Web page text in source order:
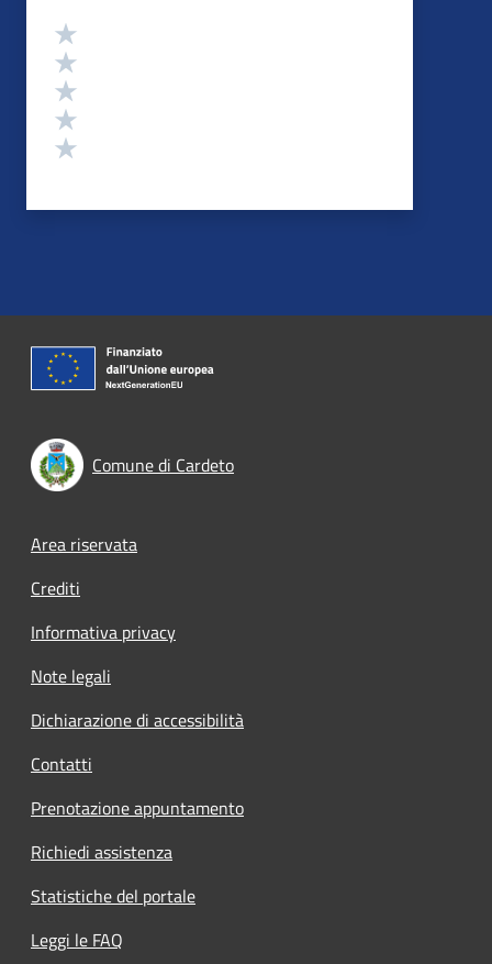
Valutazione
Comune di Cardeto
Footer menu
Area riservata
Crediti
Informativa privacy
Note legali
Dichiarazione di accessibilità
Contatti
Prenotazione appuntamento
Richiedi assistenza
Statistiche del portale
Leggi le FAQ